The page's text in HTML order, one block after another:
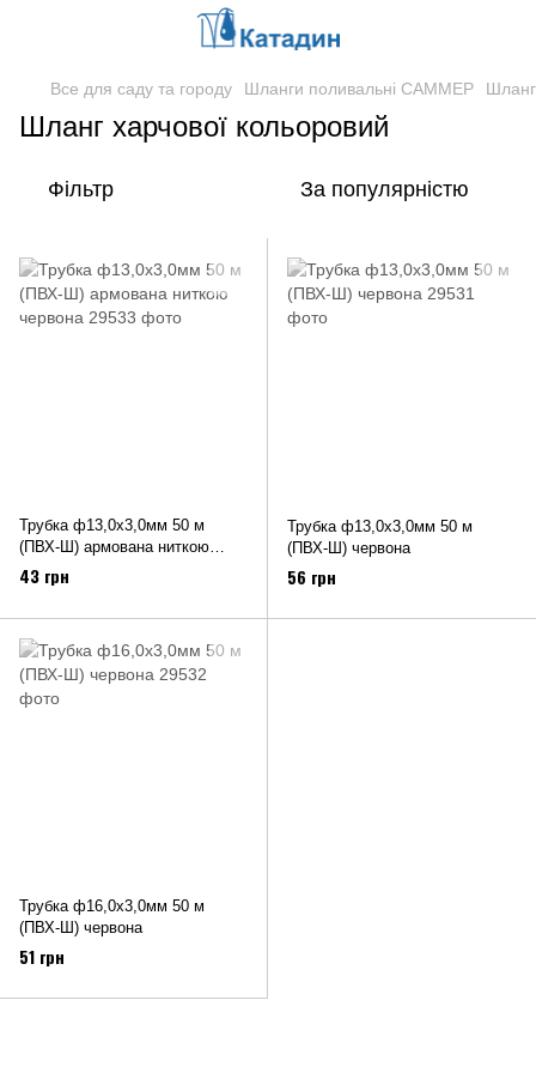
Все для саду та городу Шланги поливальні САММЕР
Шланг харчової кольоровий
Фільтр За популярністю
Трубка ф13,0х3,0мм 50 м
(ПВХ-Ш) армована ниткою
червона
43 грн
Трубка ф13,0х3,0мм 50 м
(ПВХ-Ш) червона
56 грн
Трубка ф16,0х3,0мм 50 м
(ПВХ-Ш) червона
51 грн